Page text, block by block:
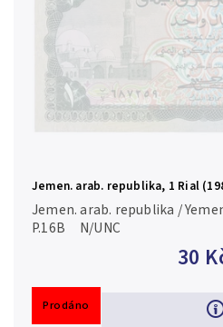
Jemen. arab. republika, 1 Rial
30
Jemen. arab. republika /
P.16B N/UNC
Prodáno